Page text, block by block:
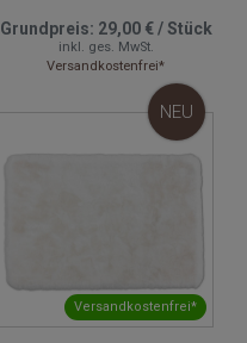
Grundpreis: 29,00 €/Stück
inkl. ges. MwSt.
Versandkostenfrei*
Versandkostenfrei*
NEU